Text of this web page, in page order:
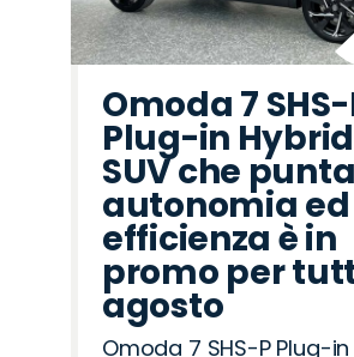
Omoda 7
Plug-in
SUV che
autonomia ed
efficienza è in
promo per
agosto
Omoda 7 SHS-P Plug-